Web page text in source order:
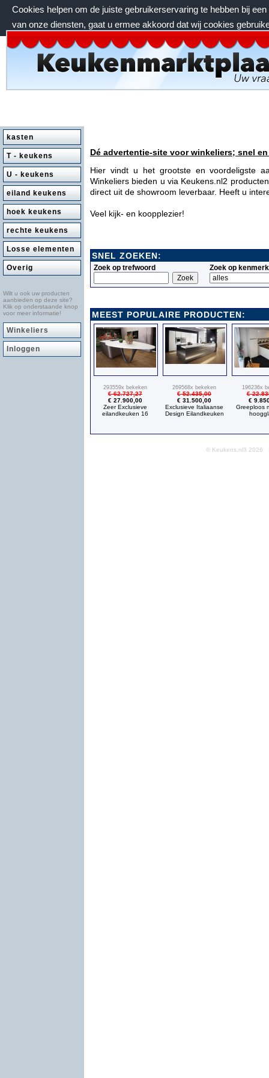
Cookies helpen om de juiste gebruikerservaring te hebben bij
van onze diensten, gaat u ermee akkoord dat wij cookies
zondag 9 augustus 2026, 03:37 uur
kasten
T - keukens
U - keukens
eiland keukens
hoek keukens
rechte keukens
Losse elementen
Overig
Wilt u ook uw producten
aanbieden op deze site?
Klik op onderstaande knop
voor meer informatie!
Winkeliers
Inloggen
Dé advertentie-site voor winkeliers; snel
Hier vindt u het grootste en voordeligste
Winkeliers bieden u via Keukens.nl2
direct uit de showroom leverbaar. Heeft u
Veel kijk- en koopplezier!
SNEL ZOEKEN:
Zoek op trefwoord Zoek op kenmerk
MEEST POPULAIRE PRODUCTEN:
293559x bekeken
€ 62.727,27
€ 27.900,00
Zeer Exclusieve
eilandkeuken 16
269568x bekeken
€ 52.435,00
€ 31.500,00
Exclusieve Italiaanse
Design Eilandkeuken
196236x
€
€
Greeploos
© Keukens.nl3